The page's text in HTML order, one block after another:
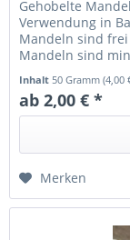
Gehobelte
Verwendung in
Mandeln sind
Mandeln sind
Inhalt50 Gramm(4,00
ab 2,00 € *
Merken